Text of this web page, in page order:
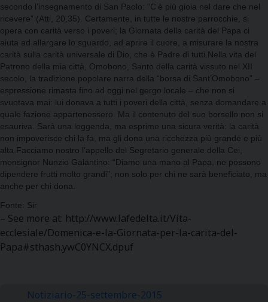
secondo l’insegnamento di San Paolo: “C’è più gioia nel dare che nel
ricevere” (Atti, 20,35). Certamente, in tutte le nostre parrocchie, si
opera con carità verso i poveri; la Giornata della carità del Papa ci
aiuta ad allargare lo sguardo, ad aprire il cuore, a misurare la nostra
carità sulla carità universale di Dio, che è Padre di tutti.Nella vita del
Patrono della mia città, Omobono, Santo della carità vissuto nel XII
secolo, la tradizione popolare narra della “borsa di Sant’Omobono” –
espressione rimasta fino ad oggi nel gergo locale – che non si
svuotava mai: lui donava a tutti i poveri della città, senza domandare a
quale fazione appartenessero. Ma il contenuto del suo borsello non si
esauriva. Sarà una leggenda, ma esprime una sicura verità: la carità
non impoverisce chi la fa, ma gli dona una ricchezza più grande e più
alta.Facciamo nostro l’appello del Segretario generale della Cei,
monsignor Nunzio Galantino: “Diamo una mano al Papa, ne possono
dipendere frutti molto grandi”; non solo per chi ne sarà beneficiato, ma
anche per chi dona.
Fonte: Sir
– See more at: http://www.lafedelta.it/Vita-
ecclesiale/Domenica-e-la-Giornata-per-la-carita-del-
Papa#sthash.ywC0YNCX.dpuf
Notiziario-25-settembre-2015